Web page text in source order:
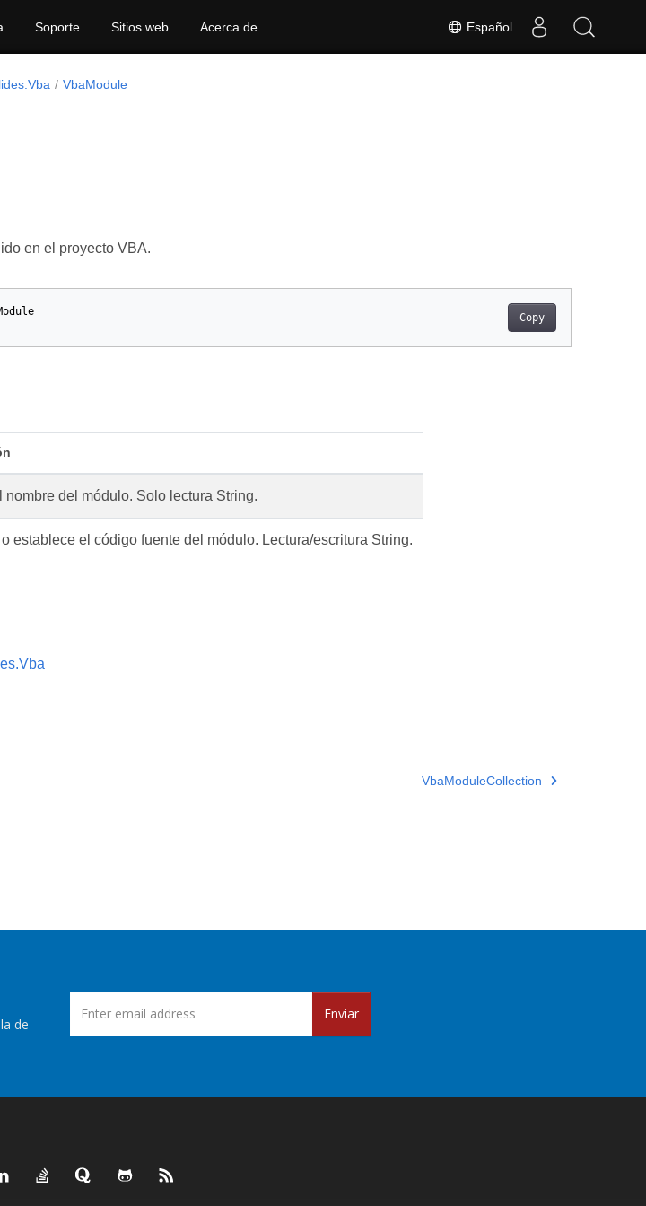
Español
Soporte Sitios web Acerca de
VbaModule
en el proyecto VBA.
Copy
nombre del módulo. Solo lectura String.
establece el código fuente del módulo. Lectura/escritura String.
VbaModuleCollection
de
Enviar